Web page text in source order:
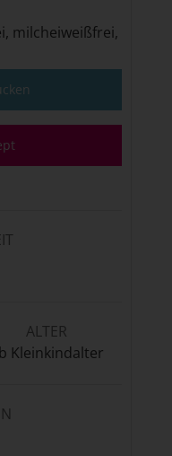
milcheiweißfrei,
ALTER
Kleinkindalter